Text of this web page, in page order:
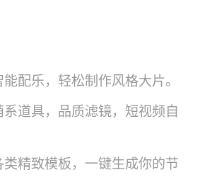
配乐，轻松制作风格大片。
道具，品质滤镜，短视频自
类精致模板，一键生成你的节